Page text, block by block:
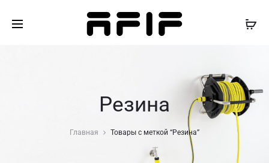
Резина
Главная Товары с меткой “Резина”